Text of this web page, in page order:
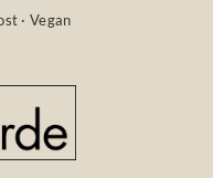
· Vegan